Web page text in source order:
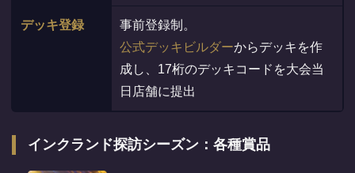
デッキ登録
事前登録制。
公式デッキビルダーからデッキを作
成し、17桁のデッキコードを大会当
日店舗に提出
インクランド探訪シーズン：各種賞品